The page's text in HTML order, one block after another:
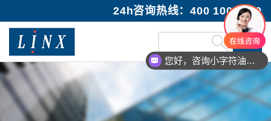
24h咨询热线：400 100 1089
您好，咨询小字符油墨喷码机